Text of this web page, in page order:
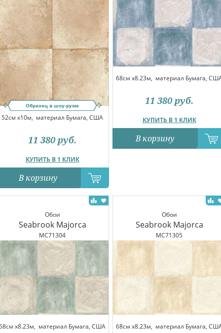
Образец в шоу-руме
52см x10м, материал Бумага, США
КУПИТЬ В 1 КЛИК
11 380 руб.
В корзину
68см x8.23м, материал Бумага,
КУПИТЬ В 1 КЛИК
11 380 руб.
В корзину
Обои
Seabrook Majorca
MC71304
x8.23м, материал Бумага, США
Обои
Seabrook Majorca
MC71305
68см x8.23м, материал Бумага,